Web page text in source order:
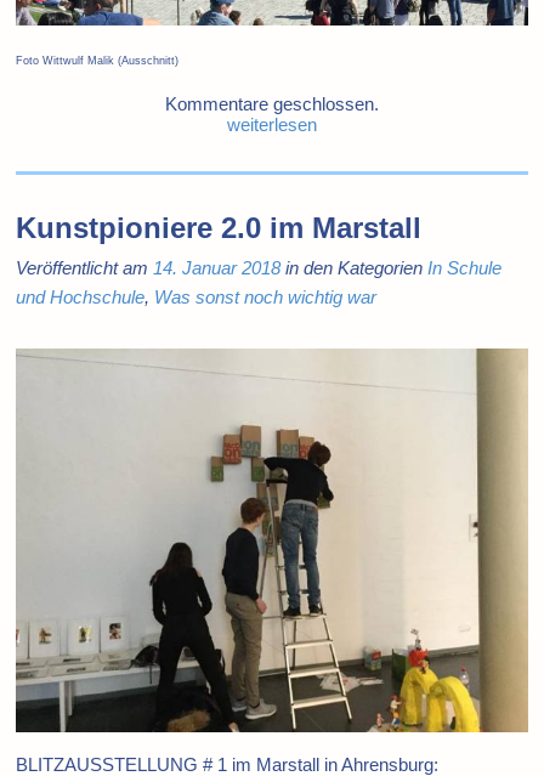
Foto Wittwulf Malik (Ausschnitt)
Kommentare geschlossen.
weiterlesen
Kunstpioniere 2.0 im Marstall
Veröffentlicht am 14. Januar 2018in den KategorienIn Schule
und Hochschule, Was sonst noch wichtig war
BLITZAUSSTELLUNG # 1 im Marstall in Ahrensburg: